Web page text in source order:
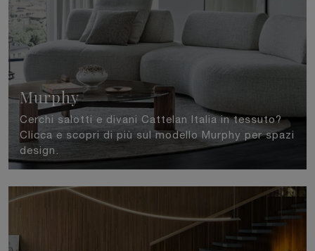
Murphy
Cerchi salotti e divani Cattelan Italia in tessuto?
Clicca e scopri di più sul modello Murphy per spazi
design.